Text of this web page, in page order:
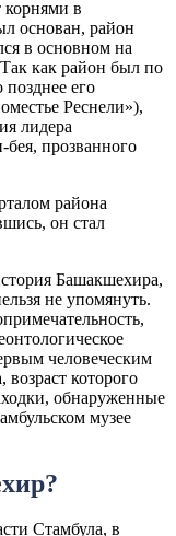
корнями в
основан, район
в основном на
как район был по
его
Реснели»),
лидера
прозванного
района
он стал
Башакшехира,
не упомянуть.
человеческим
которого
обнаруженные
музее
Стамбула, в